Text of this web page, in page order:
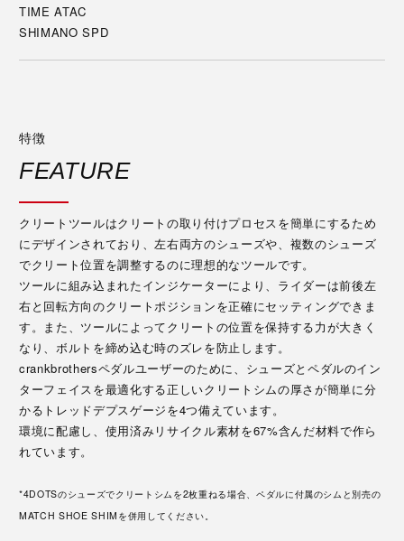
TIME ATAC
SHIMANO SPD
特徴
FEATURE
クリートツールはクリートの取り付けプロセスを簡単にするため
にデザインされており、左右両方のシューズや、複数のシューズ
でクリート位置を調整するのに理想的なツールです。
ツールに組み込まれたインジケーターにより、ライダーは前後左
右と回転方向のクリートポジションを正確にセッティングできま
す。また、ツールによってクリートの位置を保持する力が大きく
なり、ボルトを締め込む時のズレを防止します。
crankbrothersペダルユーザーのために、シューズとペダルのイン
ターフェイスを最適化する正しいクリートシムの厚さが簡単に分
かるトレッドデプスゲージを4つ備えています。
環境に配慮し、使用済みリサイクル素材を67%含んだ材料で作ら
れています。
*4DOTSのシューズでクリートシムを2枚重ねる場合、ペダルに付属のシムと別売の
MATCH SHOE SHIMを併用してください。